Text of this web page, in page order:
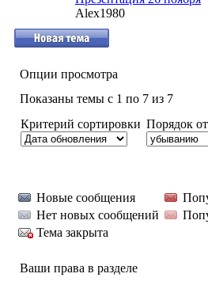
Alex1980
Опции просмотра
Показаны темы с 1 по 7 из 7
Критерий сортировки Порядок
Новые сообщения
Нет новых сообщений
Тема закрыта
Ваши права в разделе